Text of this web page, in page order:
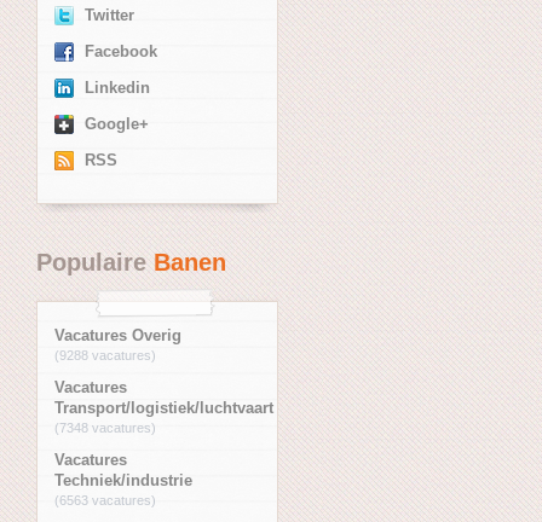
Twitter
Facebook
Linkedin
Google+
RSS
Populaire Banen
Vacatures Overig
(9288 vacatures)
Vacatures
Transport/logistiek/luchtvaart
(7348 vacatures)
Vacatures
Techniek/industrie
(6563 vacatures)